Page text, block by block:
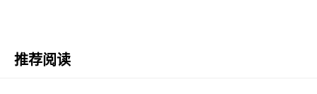
推荐阅读